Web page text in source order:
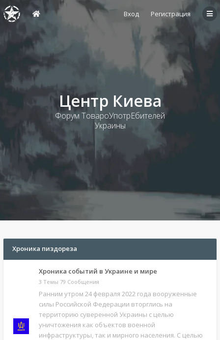
Вход Регистрация
Центр Киева
Форум ТовароУпотрЕбителей
Украины
Хроника пиздореза
Хроника событий в Украине и мире
3 Темы 79 Сообщения
Ранним утром 24 февраля 2022 года вооруженные
силы Российской Федерации вторглись на
территорию суверенной Украины с целью
уничтожения как объектов военной
инфраструктуры, так и мирного населения. С целью